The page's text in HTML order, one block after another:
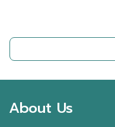
About Us